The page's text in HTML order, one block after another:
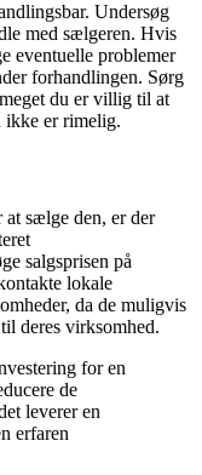
Undersøg
med sælgeren. Hvis
eventuelle problemer
forhandlingen. Sørg
du er villig til at
er rimelig.
sælge den, er der
salgsprisen på
lokale
da de muligvis
deres virksomhed.
for en
de
leverer en
erfaren